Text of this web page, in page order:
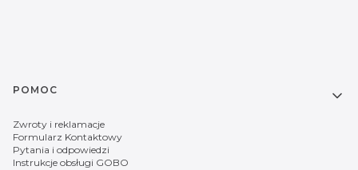
Linki w stopce
POMOC
Zwroty i reklamacje
Formularz Kontaktowy
Pytania i odpowiedzi
Instrukcje obsługi GOBO